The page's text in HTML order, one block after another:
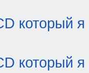
который я
который я